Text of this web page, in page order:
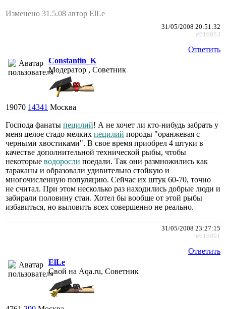
Изменено 31.5.08 автор ElLe
31/05/2008 20:51:32
#616053
Ответить
Constantin_K
Модератор , Советник
19070 14341 Москва
Господа фанаты пецилий! А не хочет ли кто-нибудь забрать у
меня целое стадо мелких пецилий породы "оранжевая с
черными хвостиками". В свое время приобрел 4 штуки в
качестве дополнительной технической рыбы, чтобы
некоторые водоросли поедали. Так они размножились как
тараканы и образовали удивительно стойкую и
многочисленную популяцию. Сейчас их штук 60-70, точно
не считал. При этом несколько раз находились добрые люди и
забирали половину стаи. Хотел бы вообще от этой рыбы
избавиться, но выловить всех совершенно не реально.
31/05/2008 23:27:15
#616091
Ответить
ElLe
Свой на Aqa.ru, Советник